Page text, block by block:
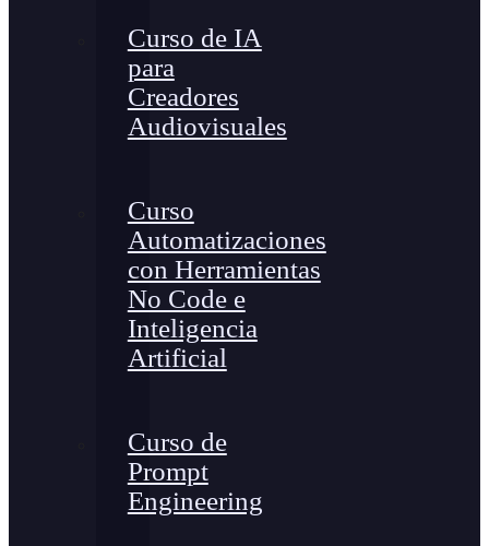
Curso de IA
para
Creadores
Audiovisuales
Curso
Automatizaciones
con Herramientas
No Code e
Inteligencia
Artificial
Curso de
Prompt
Engineering